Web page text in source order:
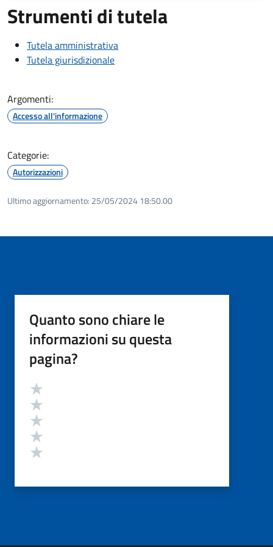
Strumenti di tutela
Tutela amministrativa
Tutela giurisdizionale
Argomenti:
Accesso all'informazione
Categorie:
Autorizzazioni
Ultimo aggiornamento: 25/05/2024 18:50.00
Quanto sono chiare le
informazioni su questa
pagina?
Valutazione